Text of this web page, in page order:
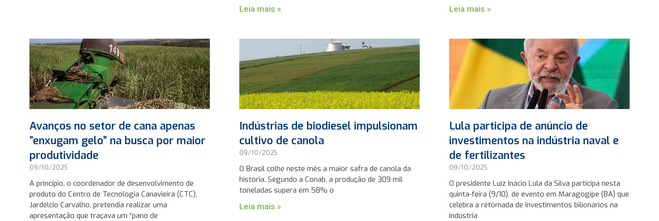
Leia mais »
Leia mais »
Avanços no setor de cana apenas
“enxugam gelo” na busca por maior
produtividade
09/10/2025
A princípio, o coordenador de desenvolvimento de
produto do Centro de Tecnologia Canavieira (CTC),
Jardélcio Carvalho, pretendia realizar uma
apresentação que traçava um “pano de
Indústrias de biodiesel impulsionam
cultivo de canola
09/10/2025
O Brasil colhe neste mês a maior safra de canola da
história. Segundo a Conab, a produção de 309 mil
toneladas supera em 58% o
Leia mais »
Lula participa de anúncio de
investimentos na indústria naval e
de fertilizantes
09/10/2025
O presidente Luiz Inácio Lula da Silva participa nesta
quinta-feira (9/10), de evento em Maragogipe (BA) que
celebra a retomada de investimentos bilionários na
indústria